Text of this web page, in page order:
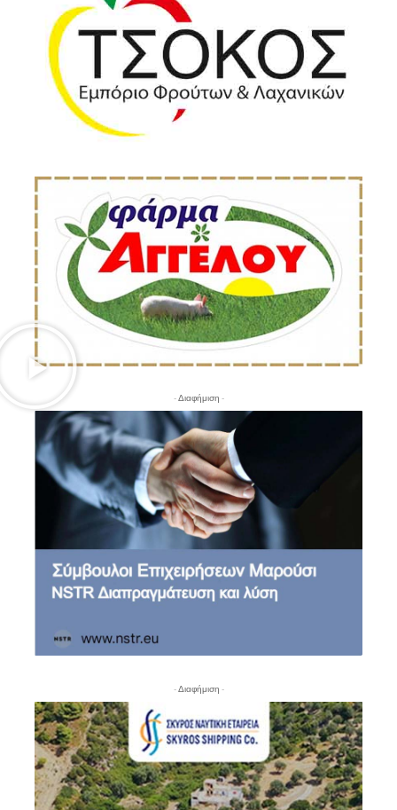
- Διαφήμιση -
- Διαφήμιση -